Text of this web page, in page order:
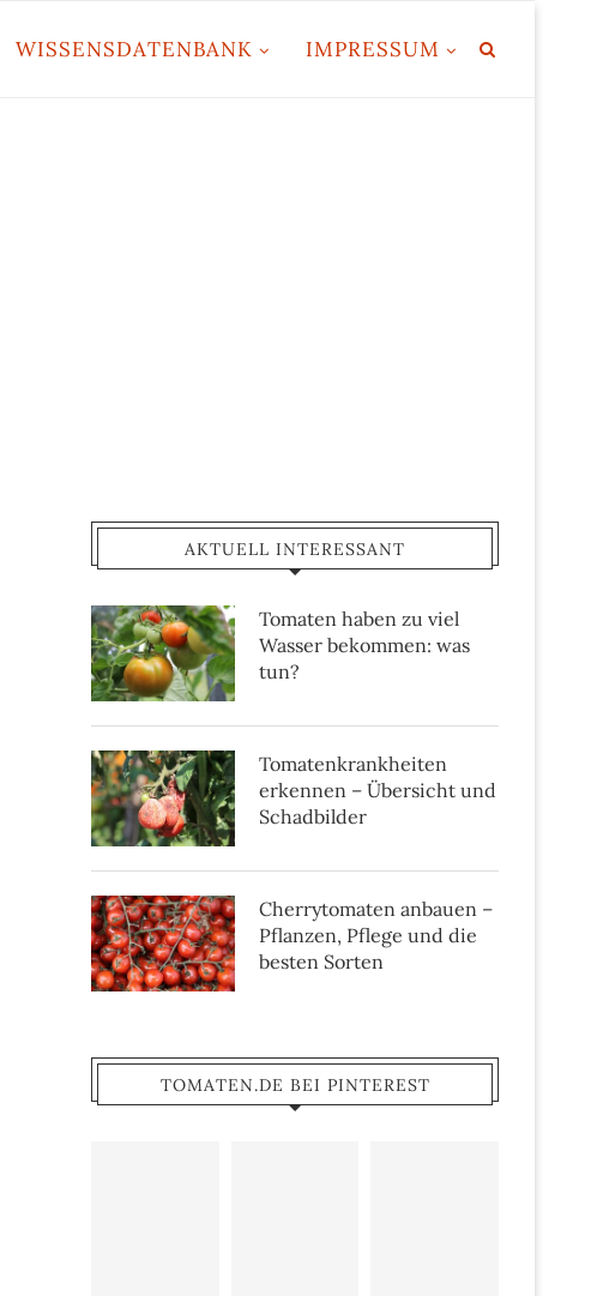
WISSENSDATENBANK IMPRESSUM
AKTUELL INTERESSANT
Tomaten haben zu viel
Wasser bekommen: was
tun?
Tomatenkrankheiten
erkennen – Übersicht und
Schadbilder
Cherrytomaten anbauen –
Pflanzen, Pflege und die
besten Sorten
TOMATEN.DE BEI PINTEREST